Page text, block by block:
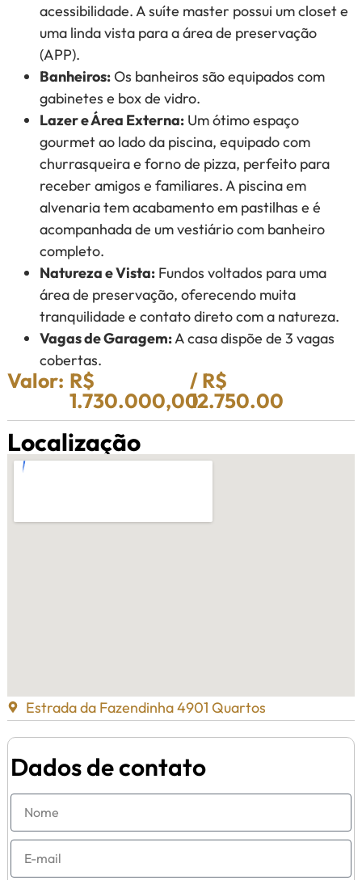
acessibilidade. A suíte master possui um closet e
uma linda vista para a área de preservação
(APP).
Banheiros:Os banheiros são equipados com
gabinetes e box de vidro.
Lazer e Área Externa: Um ótimo espaço
gourmet ao lado da piscina, equipado com
churrasqueira e forno de pizza, perfeito para
receber amigos e familiares. A piscina em
alvenaria tem acabamento em pastilhas e é
acompanhada de um vestiário com banheiro
completo.
Natureza e Vista: Fundos voltados para uma
área de preservação, oferecendo muita
tranquilidade e contato direto com a natureza.
Vagas de Garagem:A casa dispõe de 3 vagas
cobertas.
Valor: R$
1.730.000,00
/ R$
12.750.00
Localização
Estrada da Fazendinha 4901 Quartos
Dados de contato